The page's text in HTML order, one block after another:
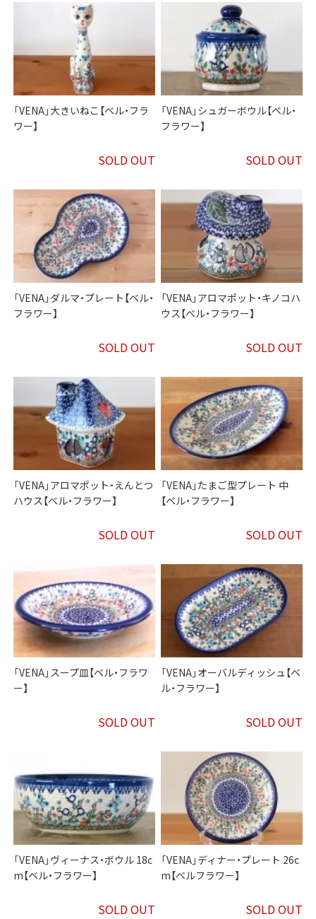
「VENA」大きいねこ【ベル・フラ
ワー】
SOLD OUT
「VENA」シュガーボウル【ベル・
フラワー】
SOLD OUT
「VENA」ダルマ・プレート【ベル・
フラワー】
SOLD OUT
「VENA」アロマポット・キノコハ
ウス【ベル・フラワー】
SOLD OUT
「VENA」アロマポット・えんとつ
ハウス【ベル・フラワー】
SOLD OUT
「VENA」たまご型プレート 中
【ベル・フラワー】
SOLD OUT
「VENA」スープ皿【ベル・フラワ
ー】
SOLD OUT
「VENA」オーバルディッシュ【ベ
ル・フラワー】
SOLD OUT
「VENA」ヴィーナス・ボウル 18c
m【ベル・フラワー】
SOLD OUT
「VENA」ディナー・プレート 26c
m【ベルフラワー】
SOLD OUT